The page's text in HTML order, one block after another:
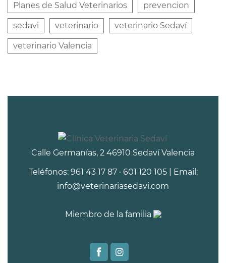
Planes de Salud Veterinarios prevencion
sedavi veterinario veterinario Sedaví
veterinario Valencia
Calle Germanías, 2 46910 Sedaví Valencia
Teléfonos: 961 43 17 87 · 601 120 105 | Email:
info@veterinariasedavi.com
Miembro de la familia